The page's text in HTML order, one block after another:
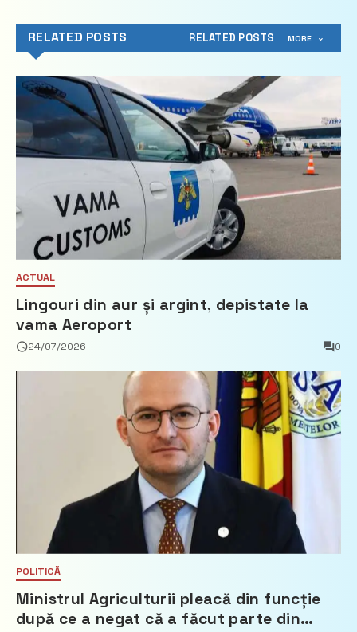
RELATED POSTS RELATED POSTS MORE
ACTUAL
Lingouri din aur și argint, depistate la
vama Aeroport
24/07/2026 0
POLITICĂ
Ministrul Agriculturii pleacă din funcție
după ce a negat că a făcut parte din